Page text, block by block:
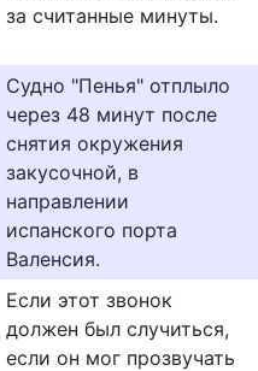
за считанные минуты.
Судно "Пенья" отплыло
через 48 минут после
снятия окружения
закусочной, в
направлении
испанского порта
Валенсия.
Если этот звонок
должен был случиться,
если он мог прозвучать